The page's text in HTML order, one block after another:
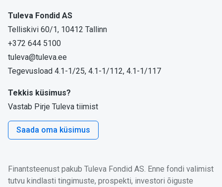
Tuleva Fondid AS
Telliskivi 60/1, 10412 Tallinn
+372 644 5100
tuleva@tuleva.ee
Tegevusload 4.1-1/25, 4.1-1/112, 4.1-1/117
Tekkis küsimus?
Vastab Pirje Tuleva tiimist
Saada oma küsimus
Finantsteenust pakub Tuleva Fondid AS. Enne fondi valimist
tutvu kindlasti tingimuste, prospekti, investori õiguste